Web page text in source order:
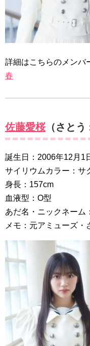
詳細はこちらのメンバ
春
佐藤愛桜（さとう
誕生日：2006年12月1
サイリウムカラー：サ
身長：157cm
血液型：O型
あだ名・ニックネーム
メモ：元アミューズ・